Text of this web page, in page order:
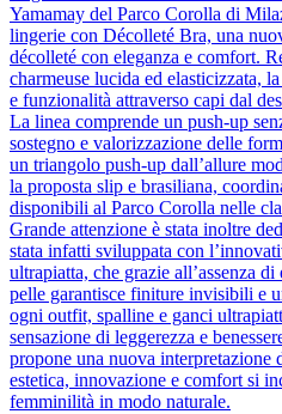
Yamamay del Parco Corolla di
lingerie con Décolleté Bra, una
décolleté con eleganza e comfort.
charmeuse lucida ed elasticizzata,
e funzionalità attraverso capi dal
La linea comprende un push-up
sostegno e valorizzazione delle
un triangolo push-up dall’allure
la proposta slip e brasiliana,
disponibili al Parco Corolla nelle
Grande attenzione è stata inoltre
stata infatti sviluppata con
ultrapiatta, che grazie all’assenza
pelle garantisce finiture invisibili e
ogni outfit, spalline e ganci
sensazione di leggerezza e
propone una nuova interpretazione
estetica, innovazione e comfort si
femminilità in modo naturale.